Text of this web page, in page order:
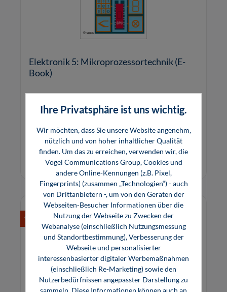
Elektronik 5: Mikroprozessortechnik (E-
Book)
Familie (80C537) werden Aufbau und
einschließlich der E/A-Baugruppe wie Interrupt,
ADU, serieller Schnittstelle, Timer und
Watchdog-Funktion, erklärt. Beispiele zeigen
wichtige
7,80 €*
37,80 €*
E-Book (PDF)
%
Ihre Privatsphäre ist uns wichtig.
Wir möchten, dass Sie unsere Website angenehm,
nützlich und von hoher inhaltlicher Qualität
finden. Um das zu erreichen, verwenden wir, die
Vogel Communications Group, Cookies und
andere Online-Kennungen (z.B. Pixel,
Fingerprints) (zusammen „Technologien“) - auch
von Drittanbietern -, um von den Geräten der
Webseiten-Besucher Informationen über die
Nutzung der Webseite zu Zwecken der
Webanalyse (einschließlich Nutzungsmessung
und Standortbestimmung), Verbesserung der
Webseite und personalisierter
interessenbasierter digitaler Werbemaßnahmen
(einschließlich Re-Marketing) sowie den
Nutzerbedürfnissen angepasster Darstellung zu
sammeln. Diese Informationen können auch an